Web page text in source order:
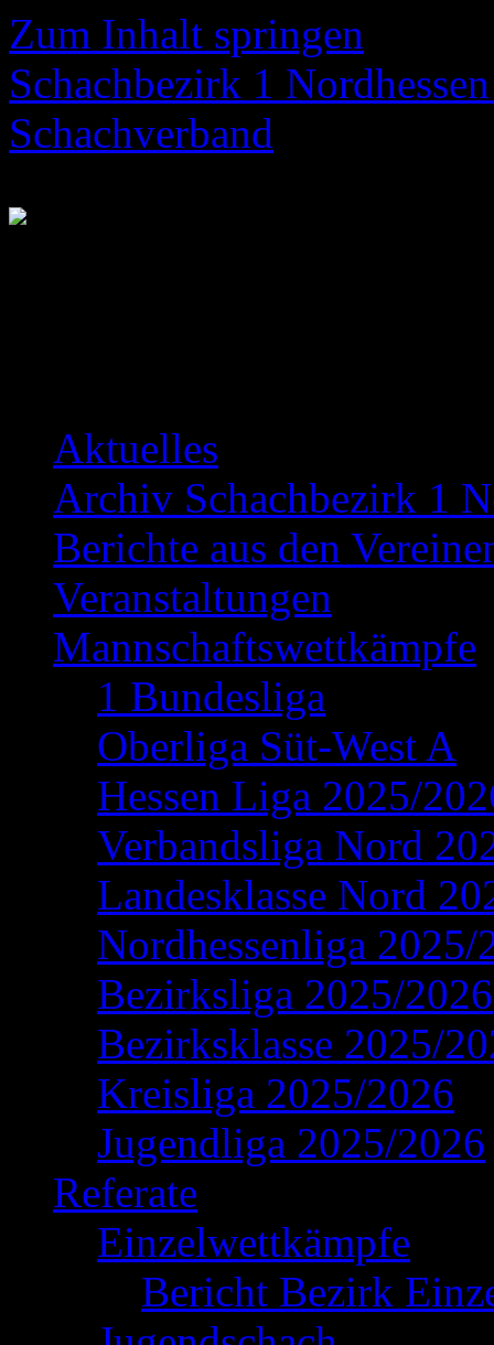
Zum Inhalt springen
Schachbezirk 1
Schachverband
Aktuelles
Archiv Schachbezirk 1
Berichte aus den
Veranstaltungen
Mannschaftswettkämpfe
1 Bundesliga
Oberliga Süt-West A
Hessen Liga 2025/
Verbandsliga Nord
Landesklasse Nord
Nordhessenliga 2025/
Bezirksliga 2025/2026
Bezirksklasse 2025/
Kreisliga 2025/2026
Jugendliga 2025/2026
Referate
Einzelwettkämpfe
Bericht Bezirk